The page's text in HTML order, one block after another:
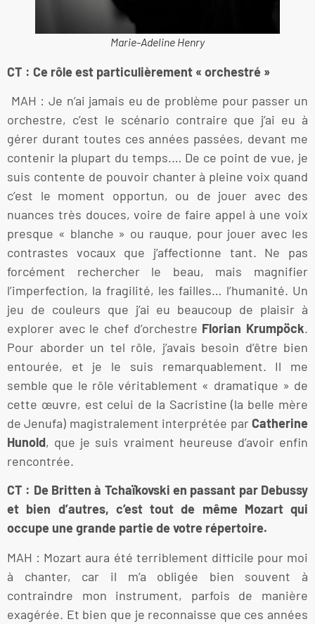
Marie-Adeline Henry
CT : Ce rôle est particulièrement « orchestré »
MAH : Je n’ai jamais eu de problème pour passer un
orchestre, c’est le scénario contraire que j’ai eu à
gérer durant toutes ces années passées, devant me
contenir la plupart du temps.… De ce point de vue, je
suis contente de pouvoir chanter à pleine voix quand
c’est le moment opportun, ou de jouer avec des
nuances très douces, voire de faire appel à une voix
presque « blanche » ou rauque, pour jouer avec les
contrastes vocaux que j’affectionne tant. Ne pas
forcément rechercher le beau, mais magnifier
l’imperfection, la fragilité, les failles… l’humanité. Un
jeu de couleurs que j’ai eu beaucoup de plaisir à
explorer avec le chef d’orchestre Florian Krumpöck.
Pour aborder un tel rôle, j’avais besoin d’être bien
entourée, et je le suis remarquablement. Il me
semble que le rôle véritablement « dramatique » de
cette œuvre, est celui de la Sacristine (la belle mère
de Jenufa) magistralement interprétée par Catherine
Hunold, que je suis vraiment heureuse d’avoir enfin
rencontrée.
CT : De Britten à Tchaïkovski en passant par Debussy
et bien d’autres, c’est tout de même Mozart qui
occupe une grande partie de votre répertoire.
MAH : Mozart aura été terriblement difficile pour moi
à chanter, car il m’a obligée bien souvent à
contraindre mon instrument, parfois de manière
exagérée. Et bien que je reconnaisse que ces années